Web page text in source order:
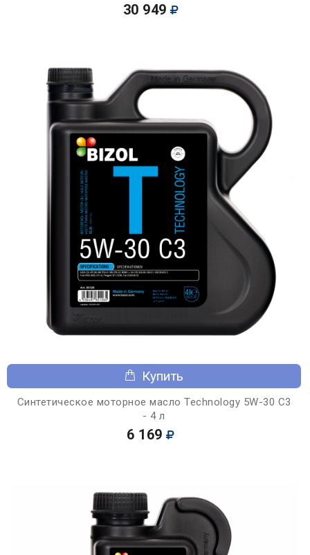
30 949
Купить
Синтетическое моторное масло Technology 5W-30 C3
- 4 л
6 169